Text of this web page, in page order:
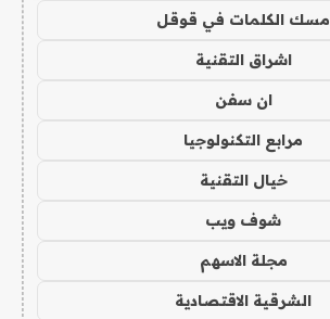
مسك الكلمات في قوقل
اشراق التقنية
ان سفن
مرابع التكنولوجيا
خيال التقنية
شوف ويب
مجلة الاسهم
الشرقية الاقتصادية